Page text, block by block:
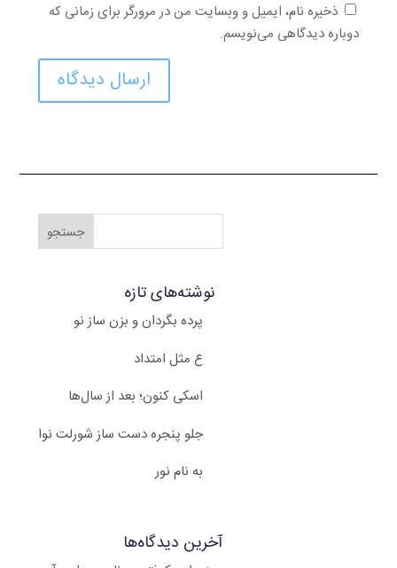
ذخیره نام، ایمیل و وبسایت من در مرورگر برای زمانی که
دوباره دیدگاهی می‌نویسم.
ارسال دیدگاه
نوشته‌های تازه
پرده بگردان و بزن ساز نو
ع مثل امتداد
اسکی کنون؛ بعد از سال‌ها
جلو پنجره دست ساز شورلت نوا
به نام نور
آخرین دیدگاه‌ها